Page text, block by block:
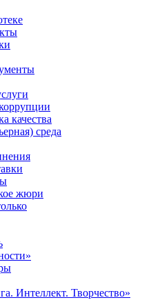
качества
среда
жюри
Интеллект. Творчество»